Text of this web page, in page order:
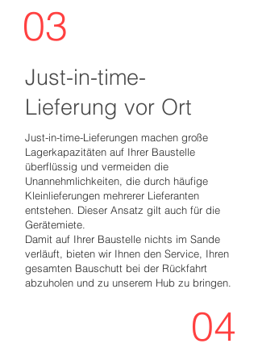
03
Just-in-time-
Lieferung vor Ort
Just-in-time-Lieferungen machen große
Lagerkapazitäten auf Ihrer Baustelle
überflüssig und vermeiden die
Unannehmlichkeiten, die durch häufige
Kleinlieferungen mehrerer Lieferanten
entstehen. Dieser Ansatz gilt auch für die
Gerätemiete.
Damit auf Ihrer Baustelle nichts im Sande
verläuft, bieten wir Ihnen den Service, Ihren
gesamten Bauschutt bei der Rückfahrt
abzuholen und zu unserem Hub zu bringen.
04